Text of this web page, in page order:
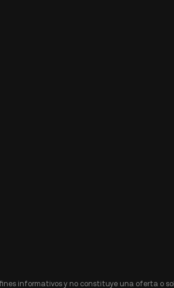
informativos y no constituye una oferta o